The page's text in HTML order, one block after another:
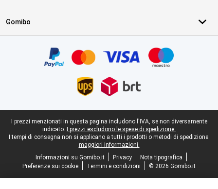
Gomibo
Piè di pagina legale
I prezzi menzionati in questa pagina includono l'IVA, se non diversamente
indicato.
I prezzi escludono le spese di spedizione.
I tempi di consegna non si applicano a tutti i prodotti o metodi di spedizione:
maggiori informazioni.
Informazioni su Gomibo.it
Privacy
Nota tipografica
Preferenze sui cookie
Termini e condizioni © 2026 Gomibo.it